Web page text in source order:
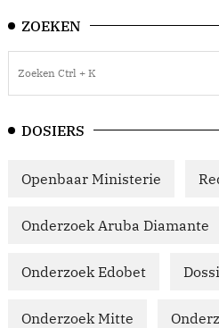
ZOEKEN
DOSIERS
Openbaar Ministerie
Onderzoek Aruba Diamante
Onderzoek Edobet
Onderzoek Mitte